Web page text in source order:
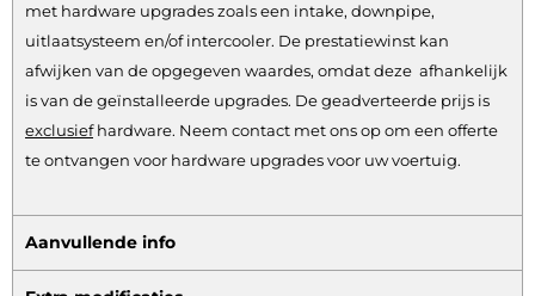
met hardware upgrades zoals een intake, downpipe,
uitlaatsysteem en/of intercooler. De prestatiewinst kan
afwijken van de opgegeven waardes, omdat deze afhankelijk
is van de geïnstalleerde upgrades. De geadverteerde prijs is
exclusiefhardware. Neem contact met ons op om een offerte
te ontvangen voor hardware upgrades voor uw voertuig.
Aanvullende info